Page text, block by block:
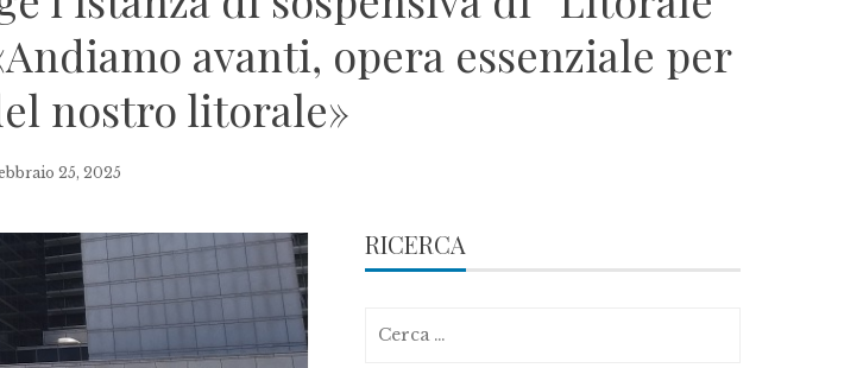
avanti, opera essenziale per
nostro litorale»
25, 2025
RICERCA